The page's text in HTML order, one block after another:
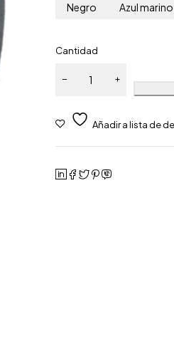
Negro Azul marino
Cantidad